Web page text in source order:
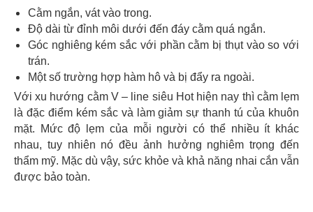
Cằm ngắn, vát vào trong.
Độ dài từ đỉnh môi dưới đến đáy cằm quá ngắn.
Góc nghiêng kém sắc với phần cằm bị thụt vào so với
trán.
Một số trường hợp hàm hô và bị đẩy ra ngoài.
Với xu hướng cằm V – line siêu Hot hiện nay thì cằm lẹm
là đặc điểm kém sắc và làm giảm sự thanh tú của khuôn
mặt. Mức độ lẹm của mỗi người có thể nhiều ít khác
nhau, tuy nhiên nó đều ảnh hưởng nghiêm trọng đến
thẩm mỹ. Mặc dù vậy, sức khỏe và khả năng nhai cắn vẫn
được bảo toàn.